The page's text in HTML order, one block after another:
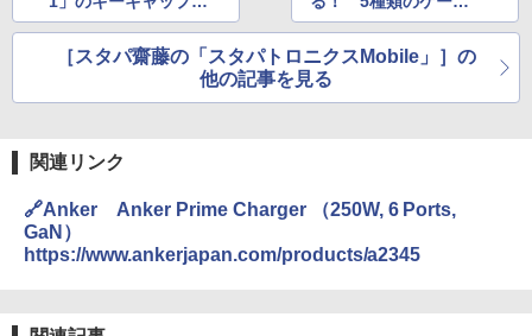
変えてみたッ!!!
を紹介してゆきたい
ッ!!!
［スタパ齋藤の「スタパトロニクスMobile」］の
他の記事を見る
関連リンク
🔗Anker Anker Prime Charger （250W, 6 Ports,
GaN）
https://www.ankerjapan.com/products/a2345